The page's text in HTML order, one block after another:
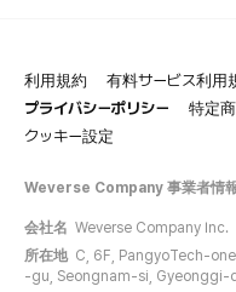
利用規約 有料サービス利用
プライバシーポリシー
特定
クッキー設定
Weverse Company 事業者情
会社名 Weverse Company Inc.
所在地 C, 6F, PangyoTech-
-gu, Seongnam-si, Gyeonggi-